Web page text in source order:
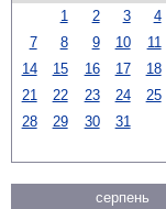
1
2 3 4
7
8 9 10 11
14
15 16 17 18
21
22 23 24 25
28
29 30 31
серпень